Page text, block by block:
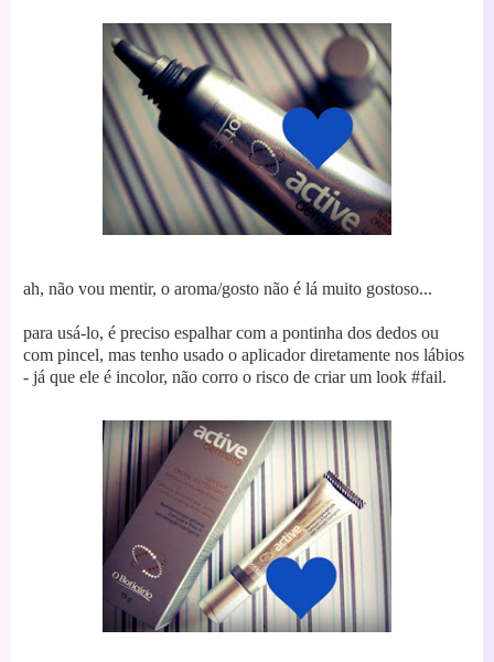
ah, não vou mentir, o aroma/gosto não é lá muito gostoso...
para usá-lo, é preciso espalhar com a pontinha dos dedos ou
com pincel, mas tenho usado o aplicador diretamente nos lábios
- já que ele é incolor, não corro o risco de criar um look #fail.